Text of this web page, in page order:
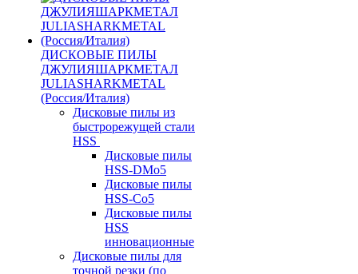
ДИСКОВЫЕ ПИЛЫ
ДЖУЛИЯШАРКМЕТАЛ
JULIASHARKMETAL
(Россия/Италия)
Дисковые пилы из
быстрорежущей стали
HSS
Дисковые пилы
HSS-DMo5
Дисковые пилы
HSS-Co5
Дисковые пилы
HSS
инновационные
Дисковые пилы для
точной резки (по